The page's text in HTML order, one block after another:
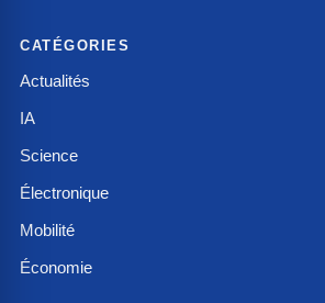
CATÉGORIES
Actualités
IA
Science
Électronique
Mobilité
Économie